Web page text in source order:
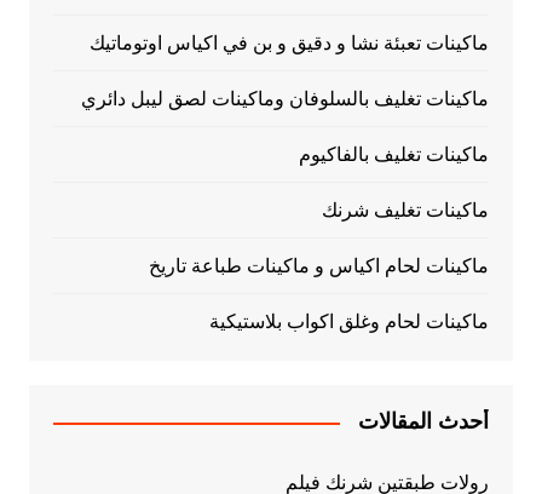
ماكينات تعبئة نشا و دقيق و بن في اكياس اوتوماتيك
ماكينات تغليف بالسلوفان وماكينات لصق ليبل دائري
ماكينات تغليف بالفاكيوم
ماكينات تغليف شرنك
ماكينات لحام اكياس و ماكينات طباعة تاريخ
ماكينات لحام وغلق اكواب بلاستيكية
أحدث المقالات
رولات طبقتين شرنك فيلم